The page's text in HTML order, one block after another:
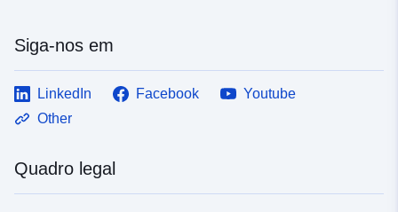
Siga-nos em
LinkedIn Facebook
Youtube
Other
Quadro legal